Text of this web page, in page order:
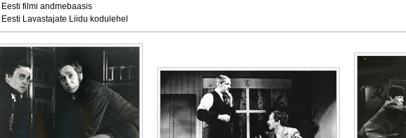
Eesti filmi andmebaasis
Eesti Lavastajate Liidu kodulehel